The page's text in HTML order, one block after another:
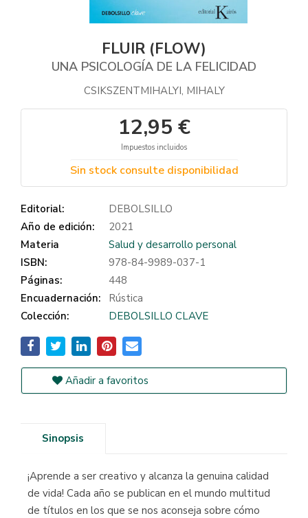
FLUIR (FLOW)
UNA PSICOLOGÍA DE LA FELICIDAD
CSIKSZENTMIHALYI, MIHALY
12,95 €
Impuestos incluidos
Sin stock consulte disponibilidad
Editorial:
DEBOLSILLO
Año de edición:
2021
Materia
Salud y desarrollo personal
ISBN:
978-84-9989-037-1
Páginas:
448
Encuadernación:
Rústica
Colección:
DEBOLSILLO CLAVE
Añadir a favoritos
Sinopsis
¡Aprende a ser creativo y alcanza la genuina calidad
de vida! Cada año se publican en el mundo multitud
de títulos en los que se nos aconseja sobre cómo